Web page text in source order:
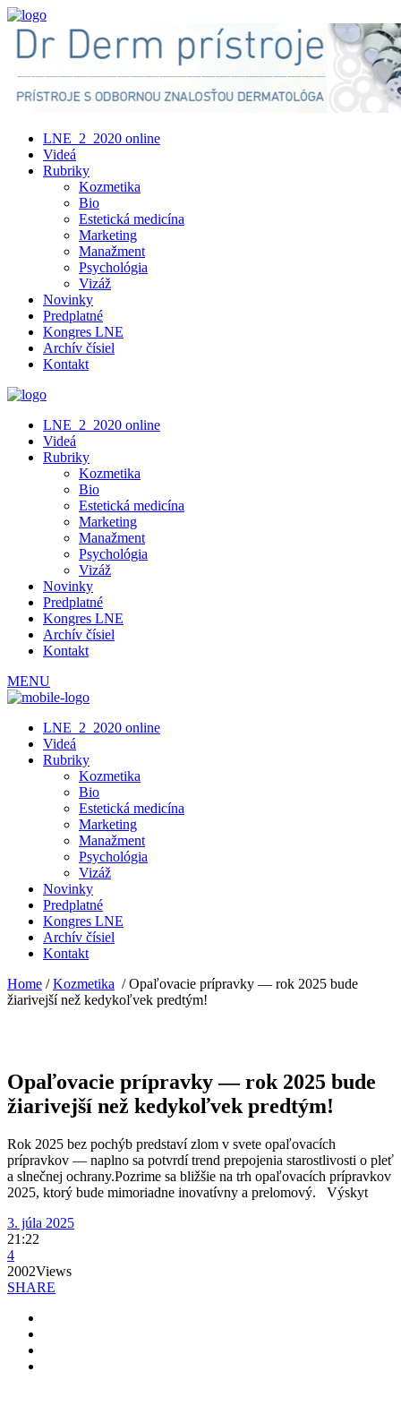
LNE_2_2020 online
Videá
Rubriky
Kozmetika
Bio
Estetická medicína
Marketing
Manažment
Psychológia
Vizáž
Novinky
Predplatné
Kongres LNE
Archív čísiel
Kontakt
LNE_2_2020 online
Videá
Rubriky
Kozmetika
Bio
Estetická medicína
Marketing
Manažment
Psychológia
Vizáž
Novinky
Predplatné
Kongres LNE
Archív čísiel
Kontakt
MENU
LNE_2_2020 online
Videá
Rubriky
Kozmetika
Bio
Estetická medicína
Marketing
Manažment
Psychológia
Vizáž
Novinky
Predplatné
Kongres LNE
Archív čísiel
Kontakt
Home /Kozmetika /Opaľovacie prípravky — rok 2025 bude
žiarivejší než kedykoľvek predtým!
Opaľovacie prípravky — rok 2025 bude
žiarivejší než kedykoľvek predtým!
Rok 2025 bez pochýb predstaví zlom v svete opaľovacích
prípravkov — naplno sa potvrdí trend prepojenia starostlivosti o pleť
a slnečnej ochrany.Pozrime sa bližšie na trh opaľovacích prípravkov
2025, ktorý bude mimoriadne inovatívny a prelomový. Výskyt
3. júla 2025
21:22
4
2002Views
SHARE